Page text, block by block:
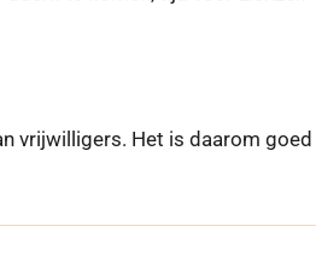
vrijwilligers. Het is daarom